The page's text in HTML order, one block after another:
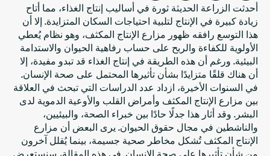
أحدثت الزراعة الحديثة ثورة في أساليب إنتاج الغذاء، مما أتاح
زيادة كبيرة في الإنتاج لتلبية احتياجات السكان المتزايدة. إلا أن
هذا التوسع رافقه ظهور مزارع الإنتاج المكثف، وهو نظام يُعطي
الأولوية للكفاءة والربح على حساب رفاهية الحيوان والاستدامة
البيئية. ورغم أن هذه الطريقة في إنتاج الغذاء قد تبدو مفيدة، إلا
أن هناك قلقًا متزايدًا بشأن تأثيرها المحتمل على صحة الإنسان.
في السنوات الأخيرة، ازداد عدد الدراسات التي تبحث في العلاقة
بين مزارع الإنتاج المكثف وأمراض القلب والأوعية الدموية لدى
البشر. وقد أثار هذا جدلًا حادًا بين خبراء الصحة، والبيئيين،
والناشطين في مجال حقوق الحيوان. يرى البعض أن مزارع
الإنتاج المكثف تُشكل مخاطر صحية جسيمة، بينما يُقلل آخرون
من شأن تأثيرها على صحة الإنسان. في هذه المقالة، سنستعرض